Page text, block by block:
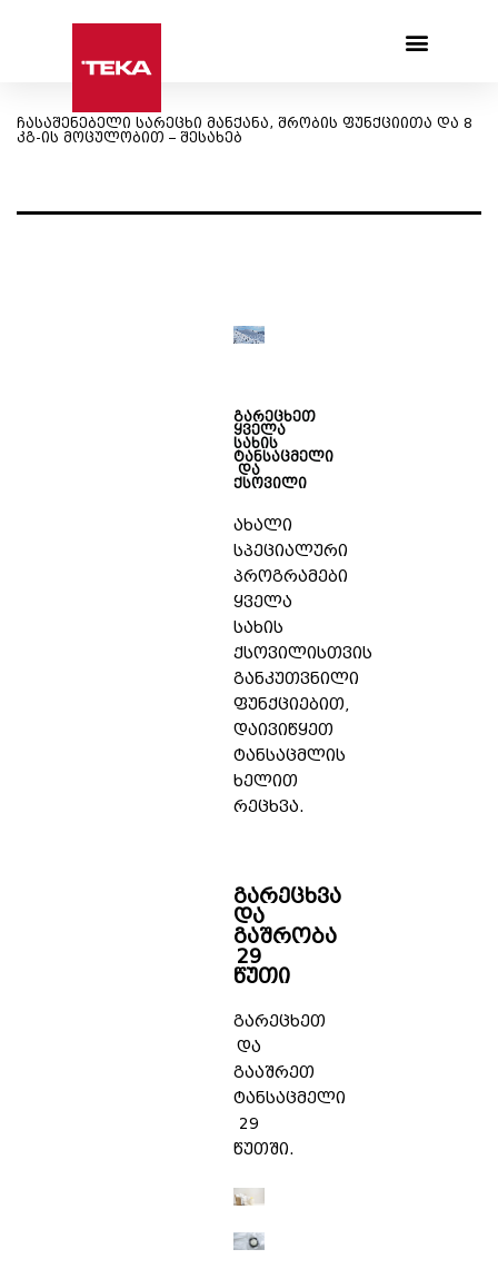
ჩასაშენებელი სარეცხი მანქანა, შრობის ფუნქციითა და 8
კგ-ის მოცულობით – შესახებ
გარეცხეთ
ყველა
სახის
ტანსაცმელი
და
ქსოვილი
ახალი
სპეციალური
პროგრამები
ყველა
სახის
ქსოვილისთვის
განკუთვნილი
ფუნქციებით,
დაივიწყეთ
ტანსაცმლის
ხელით
რეცხვა.
გარეცხვა
და
გაშრობა
29
წუთი
გარეცხეთ
და
გააშრეთ
ტანსაცმელი
29
წუთში.